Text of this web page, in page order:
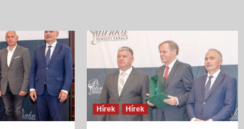
Hírek Hírek